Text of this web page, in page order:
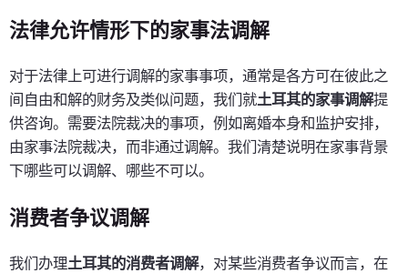
法律允许情形下的家事法调解
对于法律上可进行调解的家事事项，通常是各方可在彼此之
间自由和解的财务及类似问题，我们就土耳其的家事调解提
供咨询。需要法院裁决的事项，例如离婚本身和监护安排，
由家事法院裁决，而非通过调解。我们清楚说明在家事背景
下哪些可以调解、哪些不可以。
消费者争议调解
我们办理土耳其的消费者调解，对某些消费者争议而言，在